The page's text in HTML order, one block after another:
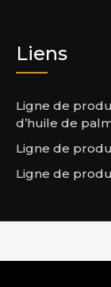
Liens
Ligne de
d’huile de
Ligne de
Ligne de